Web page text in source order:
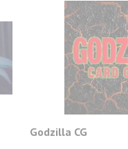
Godzilla CG